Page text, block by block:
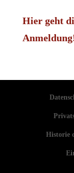
Hier geht
Historie